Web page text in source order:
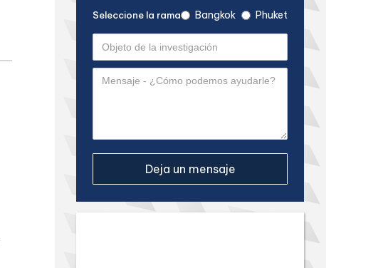
Seleccione la rama Bangkok Phuket